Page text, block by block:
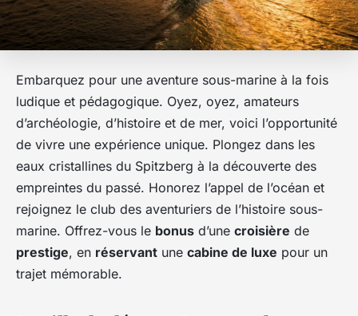
Embarquez pour une aventure sous-marine à la fois
ludique et pédagogique. Oyez, oyez, amateurs
d’archéologie, d’histoire et de mer, voici l’opportunité
de vivre une expérience unique. Plongez dans les
eaux cristallines du Spitzberg à la découverte des
empreintes du passé. Honorez l’appel de l’océan et
rejoignez le club des aventuriers de l’histoire sous-
marine. Offrez-vous le bonus d’une croisière de
prestige, en réservant une cabine de luxe pour un
trajet mémorable.